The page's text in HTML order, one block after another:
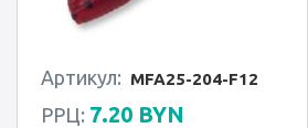
Артикул: MFA25-204-F12
РРЦ: 7.20 BYN